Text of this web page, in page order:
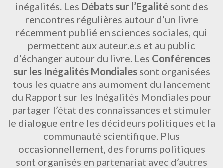
inégalités. Les Débats sur l’Egalitésont des
rencontres régulières autour d’un livre
récemment publié en sciences sociales, qui
permettent aux auteur.e.s et au public
d’échanger autour du livre. Les Conférences
sur les Inégalités Mondialessont organisées
tous les quatre ans au moment du lancement
du Rapport sur les Inégalités Mondiales pour
partager l’état des connaissances et stimuler
le dialogue entre les décideurs politiques et la
communauté scientifique. Plus
occasionnellement, des forums politiques
sont organisés en partenariat avec d’autres